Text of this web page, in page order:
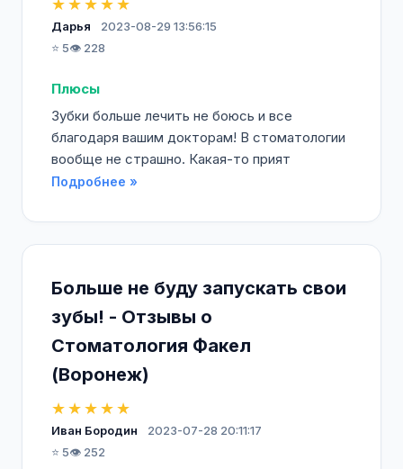
★★★★★
Дарья
2023-08-29 13:56:15
⭐ 5👁️ 228
Плюсы
Зубки больше лечить не боюсь и все
благодаря вашим докторам! В стоматологии
вообще не страшно. Какая-то прият
Подробнее »
Больше не буду запускать свои
зубы! - Отзывы о
Стоматология Факел
(Воронеж)
★★★★★
Иван Бородин
2023-07-28 20:11:17
⭐ 5👁️ 252